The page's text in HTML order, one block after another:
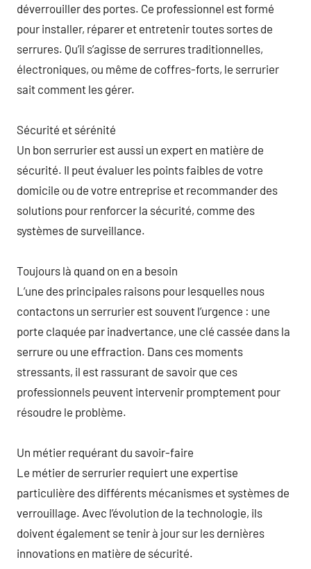
déverrouiller des portes. Ce professionnel est formé
pour installer, réparer et entretenir toutes sortes de
serrures. Qu’il s’agisse de serrures traditionnelles,
électroniques, ou même de coffres-forts, le serrurier
sait comment les gérer.
Sécurité et sérénité
Un bon serrurier est aussi un expert en matière de
sécurité. Il peut évaluer les points faibles de votre
domicile ou de votre entreprise et recommander des
solutions pour renforcer la sécurité, comme des
systèmes de surveillance.
Toujours là quand on en a besoin
L’une des principales raisons pour lesquelles nous
contactons un serrurier est souvent l’urgence : une
porte claquée par inadvertance, une clé cassée dans la
serrure ou une effraction. Dans ces moments
stressants, il est rassurant de savoir que ces
professionnels peuvent intervenir promptement pour
résoudre le problème.
Un métier requérant du savoir-faire
Le métier de serrurier requiert une expertise
particulière des différents mécanismes et systèmes de
verrouillage. Avec l’évolution de la technologie, ils
doivent également se tenir à jour sur les dernières
innovations en matière de sécurité.